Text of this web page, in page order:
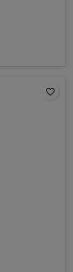
favorite_border